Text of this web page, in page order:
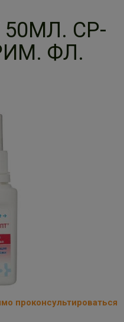
СР-
ФЛ.
проконсультироваться